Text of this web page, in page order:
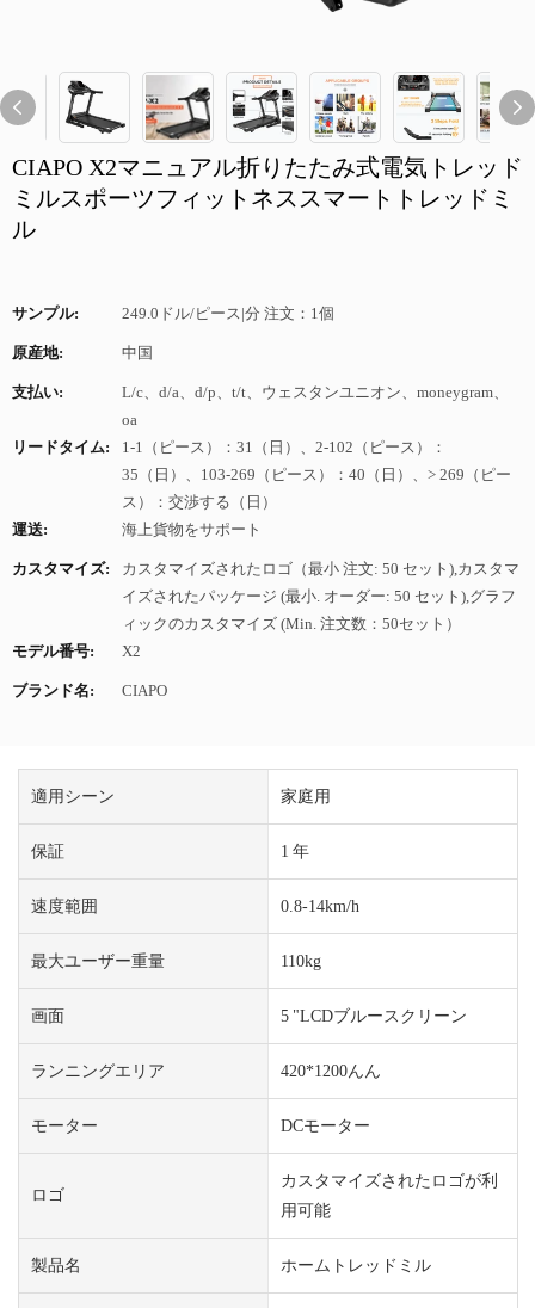
CIAPO X2マニュアル折りたたみ式電気トレッド
ミルスポーツフィットネススマートトレッドミ
ル
サンプル: 249.0ドル/ピース|分 注文：1個
原産地: 中国
支払い:
L/c、d/a、d/p、t/t、ウェスタンユニオン、moneygram、
oa
リードタイム:
1-1（ピース）：31（日）、2-102（ピース）：
35（日）、103-269（ピース）：40（日）、> 269（ピー
ス）：交渉する（日）
運送:
海上貨物をサポート
カスタマイズ:
カスタマイズされたロゴ（最小 注文: 50 セット),カスタマ
イズされたパッケージ (最小. オーダー: 50 セット),グラフ
ィックのカスタマイズ (Min. 注文数：50セット）
モデル番号:
X2
ブランド名: CIAPO
適用シーン 家庭用
保証 1 年
速度範囲 0.8-14km/h
最大ユーザー重量 110kg
画面 5 "LCDブルースクリーン
ランニングエリア 420*1200んん
モーター DCモーター
ロゴ
カスタマイズされたロゴが利
用可能
製品名 ホームトレッドミル